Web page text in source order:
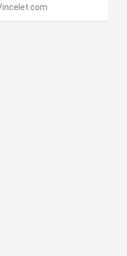
incelet.com